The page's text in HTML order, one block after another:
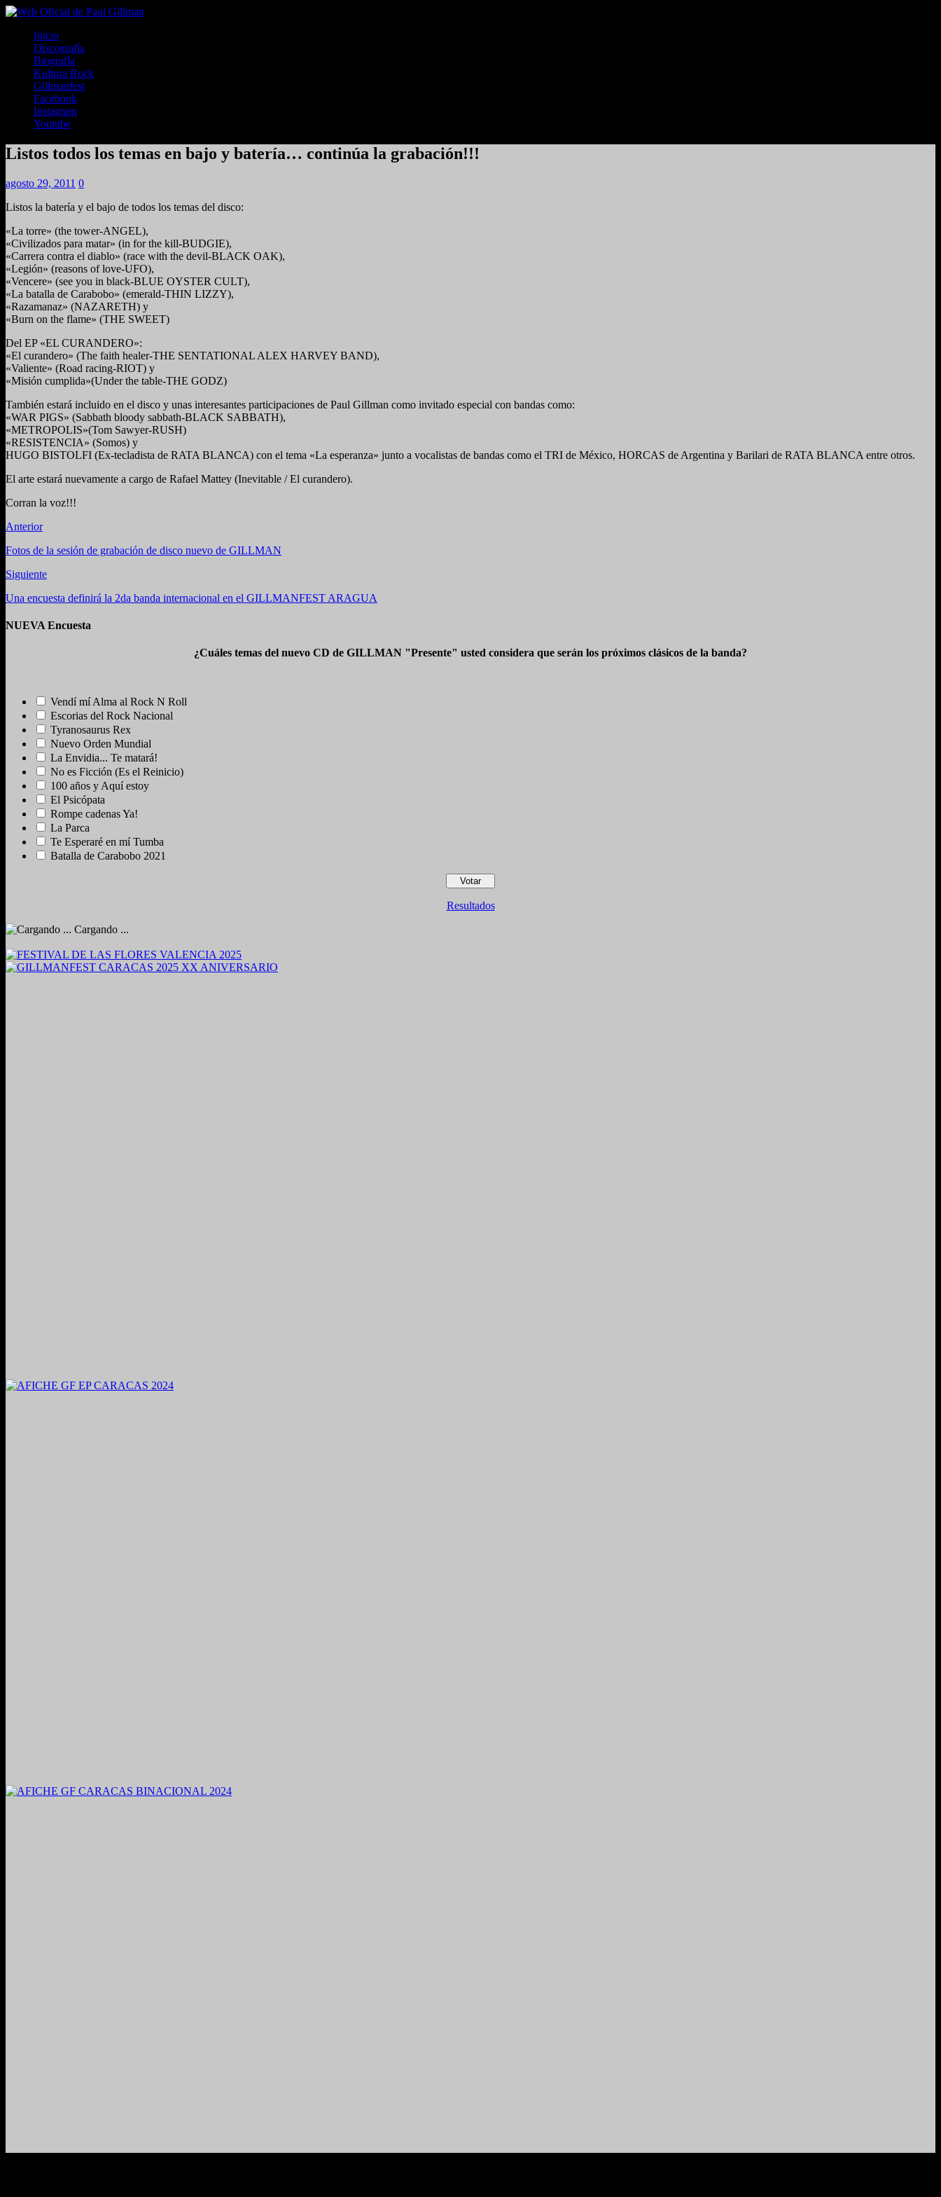
Inicio
Discografía
Biografía
Kultura Rock
Gillmanfest
Facebook
Instagram
Youtube
Listos todos los temas en bajo y batería… continúa la grabación!!!
agosto 29, 2011 0
Listos la batería y el bajo de todos los temas del disco:
«La torre» (the tower-ANGEL),
«Civilizados para matar» (in for the kill-BUDGIE),
«Carrera contra el diablo» (race with the devil-BLACK OAK),
«Legión» (reasons of love-UFO),
«Vencere» (see you in black-BLUE OYSTER CULT),
«La batalla de Carabobo» (emerald-THIN LIZZY),
«Razamanaz» (NAZARETH) y
«Burn on the flame» (THE SWEET)
Del EP «EL CURANDERO»:
«El curandero» (The faith healer-THE SENTATIONAL ALEX HARVEY BAND),
«Valiente» (Road racing-RIOT) y
«Misión cumplida»(Under the table-THE GODZ)
También estará incluido en el disco y unas interesantes participaciones de Paul Gillman como invitado especial con bandas como:
«WAR PIGS» (Sabbath bloody sabbath-BLACK SABBATH),
«METROPOLIS»(Tom Sawyer-RUSH)
«RESISTENCIA» (Somos) y
HUGO BISTOLFI (Ex-tecladista de RATA BLANCA) con el tema «La esperanza» junto a vocalistas de bandas como el TRI de México, HORCAS de Argentina y Barilari de RATA BLANCA entre otros.
El arte estará nuevamente a cargo de Rafael Mattey (Inevitable / El curandero).
Corran la voz!!!
Anterior
Fotos de la sesión de grabación de disco nuevo de GILLMAN
Siguiente
Una encuesta definirá la 2da banda internacional en el GILLMANFEST ARAGUA
NUEVA Encuesta
¿Cuáles temas del nuevo CD de GILLMAN "Presente" usted considera que serán los próximos clásicos de la banda?
Vendí mí Alma al Rock N Roll
Escorias del Rock Nacional
Tyranosaurus Rex
Nuevo Orden Mundial
La Envidia... Te matará!
No es Ficción (Es el Reinicio)
100 años y Aquí estoy
El Psicópata
Rompe cadenas Ya!
La Parca
Te Esperaré en mí Tumba
Batalla de Carabobo 2021
Resultados
Cargando ...